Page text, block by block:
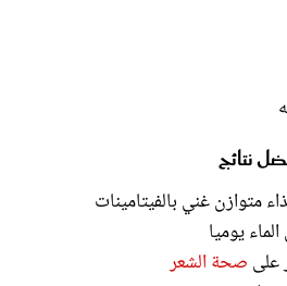
نتائج
متوازن غني بالفيتامينات
يوميا
على صحة الشعر